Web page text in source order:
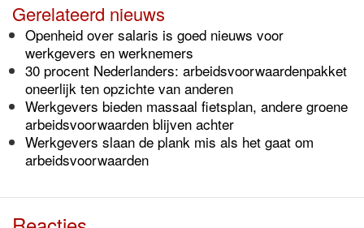
Gerelateerd nieuws
Openheid over salaris is goed nieuws voor
werkgevers en werknemers
30 procent Nederlanders: arbeidsvoorwaardenpakket
oneerlijk ten opzichte van anderen
Werkgevers bieden massaal fietsplan, andere groene
arbeidsvoorwaarden blijven achter
Werkgevers slaan de plank mis als het gaat om
arbeidsvoorwaarden